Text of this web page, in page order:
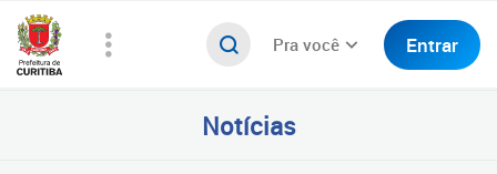
Pra você Entrar
Notícias